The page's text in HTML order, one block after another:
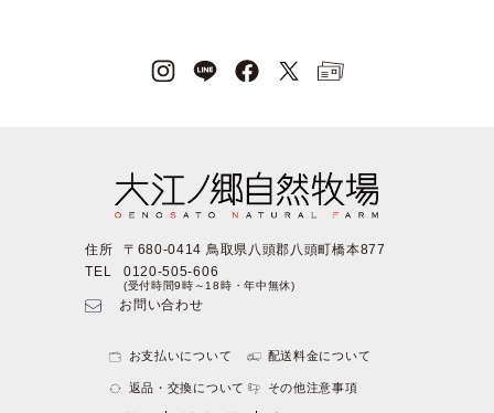
住所
〒680-0414 鳥取県八頭郡八頭町橋本877
TEL
0120-505-606
(受付時間9時～18時・年中無休)
お問い合わせ
お支払いについて 配送料金について
返品・交換について その他注意事項